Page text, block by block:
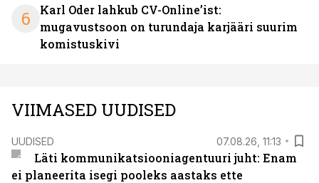
6
Karl Oder lahkub CV-Online’ist:
mugavustsoon on turundaja karjääri suurim
komistuskivi
VIIMASED UUDISED
UUDISED 07.08.26, 11:13
Läti kommunikatsiooniagentuuri juht: Enam
ei planeerita isegi pooleks aastaks ette